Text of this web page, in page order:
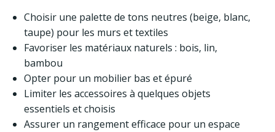
Choisir une palette de tons neutres (beige, blanc,
taupe) pour les murs et textiles
Favoriser les matériaux naturels : bois, lin,
bambou
Opter pour un mobilier bas et épuré
Limiter les accessoires à quelques objets
essentiels et choisis
Assurer un rangement efficace pour un espace